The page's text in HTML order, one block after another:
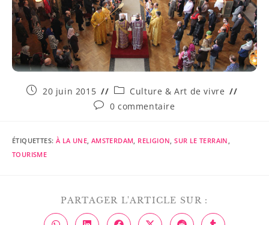
20 juin 2015
Culture & Art de vivre
0 commentaire
ÉTIQUETTES: À LA UNE, AMSTERDAM, RELIGION, SUR LE TERRAIN ,
TOURISME
PARTAGER L'ARTICLE SUR :